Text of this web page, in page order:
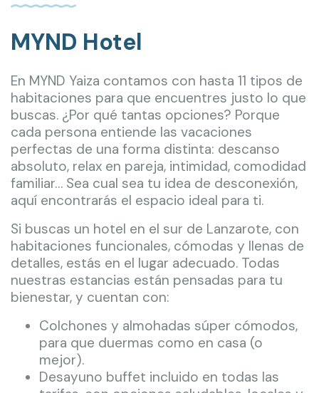
MYND Hotel
En MYND Yaiza contamos con hasta 11 tipos de
habitaciones para que encuentres justo lo que
buscas. ¿Por qué tantas opciones? Porque
cada persona entiende las vacaciones
perfectas de una forma distinta: descanso
absoluto, relax en pareja, intimidad, comodidad
familiar… Sea cual sea tu idea de desconexión,
aquí encontrarás el espacio ideal para ti.
Si buscas un hotel en el sur de Lanzarote, con
habitaciones funcionales, cómodas y llenas de
detalles, estás en el lugar adecuado. Todas
nuestras estancias están pensadas para tu
bienestar, y cuentan con:
Colchones y almohadas súper cómodos,
para que duermas como en casa (o
mejor).
Desayuno buffet incluido en todas las